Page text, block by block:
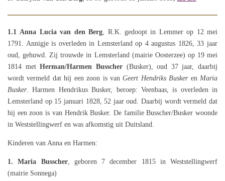
1.1 Anna Lucia van den Berg , R.K. gedoopt in Lemmer op 12 mei
1791. Annigje is overleden in Lemsterland op 4 augustus 1826, 33 jaar
oud, gehuwd. Zij trouwde in Lemsterland (mairie Oosterzee) op 19 mei
1814 met Herman/Harmen Busscher (Busker), oud 37 jaar, daarbij
wordt vermeld dat hij een zoon is vanGeert Hendriks Buskeren Maria
Busker. Harmen Hendrikus Busker, beroep: Veenbaas, is overleden in
Lemsterland op 15 januari 1828, 52 jaar oud. Daarbij wordt vermeld dat
hij een zoon is van Hendrik Busker. De familie Busscher/Busker woonde
in Weststellingwerf en was afkomstig uit Duitsland.
Kinderen van Anna en Harmen:
1. Maria Busscher, geboren 7 december 1815 in Weststellingwerf
(mairie Sonnega)